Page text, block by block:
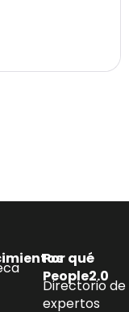
Por qué
People2.0
Directorio de
expertos